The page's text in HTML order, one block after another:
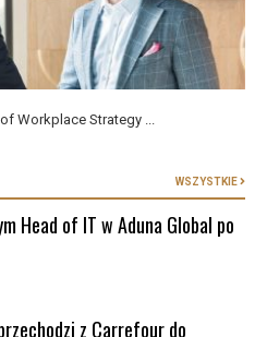
Workplace Strategy ...
WSZYSTKIE
Head of IT w Aduna Global po
z Carrefour do